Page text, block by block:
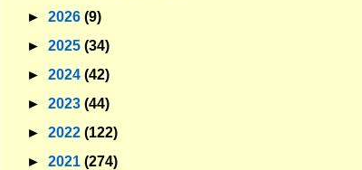
► 2026 (9)
► 2025 (34)
► 2024 (42)
► 2023 (44)
► 2022 (122)
► 2021 (274)